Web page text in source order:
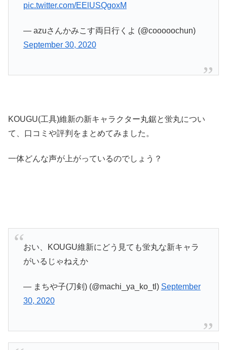
pic.twitter.com/EElUSQgoxM
— azuさんかみこす両日行くよ (@cooooochun)
September 30, 2020
KOUGU(工具)維新の新キャラクター丸鋸と蛍丸につい
て、口コミや評判をまとめてみました。
一体どんな声が上がっているのでしょう？
おい、KOUGU維新にどう見ても蛍丸な新キャラ
がいるじゃねえか
— まちや子(刀剣) (@machi_ya_ko_tl) September
30, 2020